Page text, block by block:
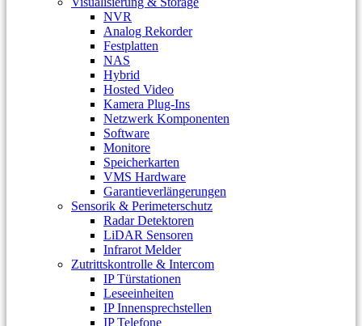
NVR
Analog Rekorder
Festplatten
NAS
Hybrid
Hosted Video
Kamera Plug-Ins
Netzwerk Komponenten
Software
Monitore
Speicherkarten
VMS Hardware
Garantieverlängerungen
Sensorik & Perimeterschutz
Radar Detektoren
LiDAR Sensoren
Infrarot Melder
Zutrittskontrolle & Intercom
IP Türstationen
Leseeinheiten
IP Innensprechstellen
IP Telefone